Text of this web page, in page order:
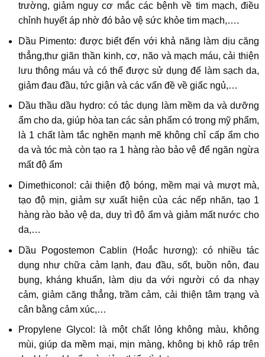
trường, giảm nguy cơ mắc các bệnh về tim mạch, điều
chỉnh huyết áp nhờ đó bảo vệ sức khỏe tim mạch,….
Dầu Pimento: được biết đến với khả năng làm dịu căng
thẳng,thư giãn thần kinh, cơ, não và mạch máu, cải thiện
lưu thông máu và có thể được sử dụng để làm sạch da,
giảm đau đầu, tức giận và các vấn đề về giấc ngủ,…
Dầu thầu dầu hydro: có tác dụng làm mềm da và dưỡng
ẩm cho da, giúp hòa tan các sản phẩm có trong mỹ phẩm,
là 1 chất làm tắc nghẽn mạnh mẽ không chỉ cấp ẩm cho
da và tóc mà còn tạo ra 1 hàng rào bảo vệ để ngăn ngừa
mất độ ẩm
Dimethiconol: cải thiện độ bóng, mềm mại và mượt mà,
tạo độ mịn, giảm sự xuất hiện của các nếp nhăn, tạo 1
hàng rào bảo vệ da, duy trì độ ẩm và giảm mất nước cho
da,…
Dầu Pogostemon Cablin (Hoắc hương): có nhiều tác
dụng như chữa cảm lạnh, đau đầu, sốt, buồn nôn, đau
bụng, kháng khuẩn, làm dịu da với người có da nhạy
cảm, giảm căng thẳng, trầm cảm, cải thiện tâm trạng và
cân bằng cảm xúc,…
Propylene Glycol: là một chất lỏng không màu, không
mùi, giúp da mềm mại, mịn màng, không bị khô ráp trên